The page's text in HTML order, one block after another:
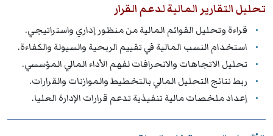
تحليل التقارير المالية لدعم القرار
قراءة وتحليل القوائم المالية من منظور إداري واستراتيجي.
استخدام النسب المالية في تقييم الربحية والسيولة والكفاءة.
تحليل الاتجاهات والانحرافات لفهم الأداء المالي المؤسسي.
ربط نتائج التحليل المالي بالتخطيط والموازنات والقرارات.
إعداد ملخصات مالية تنفيذية تدعم قرارات الإدارة العليا.